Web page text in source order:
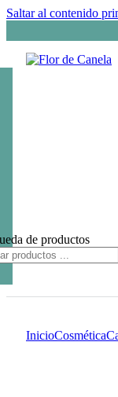
Saltar al contenido
de productos
InicioCosmética